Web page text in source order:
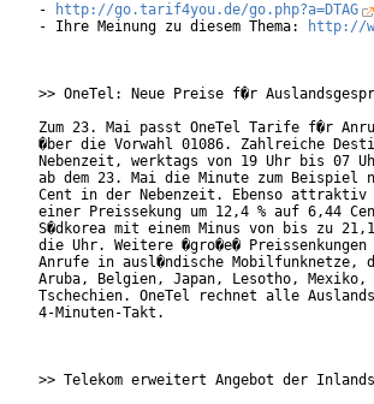
-
http://go.tarif4you.de/go.php?a=DTAG
- Ihre Meinung zu diesem Thema:
http://
>> OneTel: Neue Preise f�r
Zum 23. Mai passt OneTel Tarife f�r
�ber die Vorwahl 01086. Zahlreiche
Nebenzeit, werktags von 19 Uhr bis 07
ab dem 23. Mai die Minute zum Beispiel
Cent in der Nebenzeit. Ebenso
einer Preissekung um 12,4 % auf 6,44
S�dkorea mit einem Minus von bis zu
die Uhr. Weitere �gro�e�
Anrufe in ausl�ndische Mobilfunknetze,
Aruba, Belgien, Japan, Lesotho, Mexiko,
Tschechien. OneTel rechnet alle
4-Minuten-Takt.
>> Telekom erweitert Angebot der